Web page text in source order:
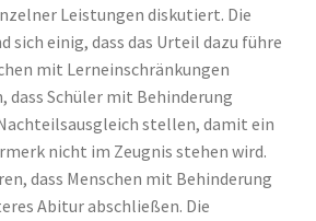
Leistungen diskutiert. Die
sich einig, dass das Urteil dazu führe
mit Lerneinschränkungen
dass Schüler mit Behinderung
stellen, damit ein
nicht im Zeugnis stehen wird.
dass Menschen mit Behinderung
Abitur abschließen. Die